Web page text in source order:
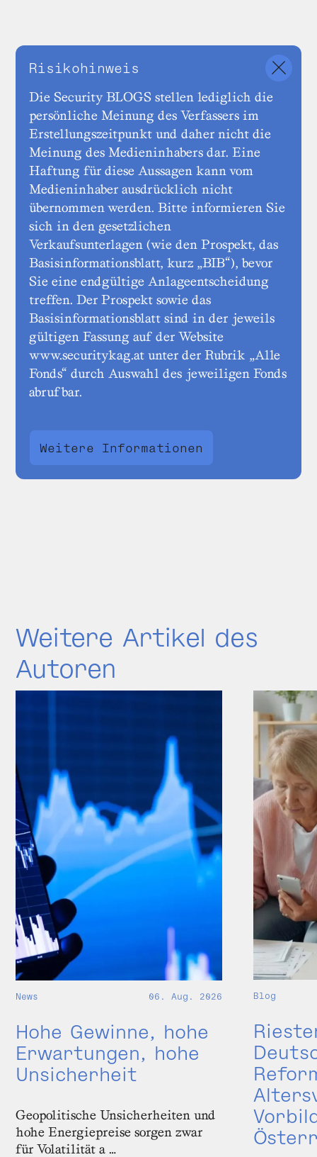
Risikohinweis
Die Security BLOGS stellen lediglich die
persönliche Meinung des Verfassers im
Erstellungszeitpunkt und daher nicht die
Meinung des Medieninhabers dar. Eine
Haftung für diese Aussagen kann vom
Medieninhaber ausdrücklich nicht
übernommen werden. Bitte informieren Sie
sich in den gesetzlichen
Verkaufsunterlagen (wie den Prospekt, das
Basisinformationsblatt, kurz „BIB“), bevor
Sie eine endgültige Anlageentscheidung
treffen. Der Prospekt sowie das
Basisinformationsblatt sind in der jeweils
gültigen Fassung auf der Website
www.securitykag.at unter der Rubrik „Alle
Fonds“ durch Auswahl des jeweiligen Fonds
abrufbar.
Weitere Informationen
Weitere Artikel des
Autoren
News 06. Aug. 2026
Hohe Gewinne, hohe
Erwartungen, hohe
Unsicherheit
Geopolitische Unsicherheiten und
hohe Energiepreise sorgen zwar
für Volatilität a …
Blog